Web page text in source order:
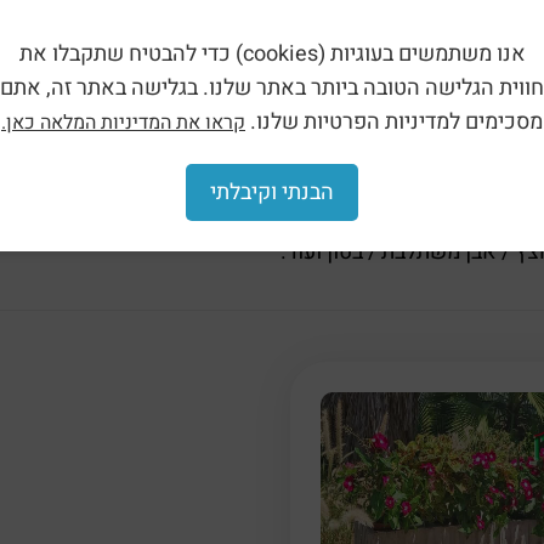
עם טקסטורה הינה מתוך סדרת ריהוט רחוב מבטון,
המתאימים לפארקים, גנים ציבוריים, גני שעשועים, חופי
ועמידים לאורך שנים.
כל סוגי הקרקע:
/ אבן משתלבת / בטון ועוד.
אנו משתמשים בעוגיות (cookies) כדי להבטיח שתקבלו את
חווית הגלישה הטובה ביותר באתר שלנו. בגלישה באתר זה, אתם
מסכימים למדיניות הפרטיות שלנו. קראו את המדיניות המלאה כאן.
הבנתי וקיבלתי